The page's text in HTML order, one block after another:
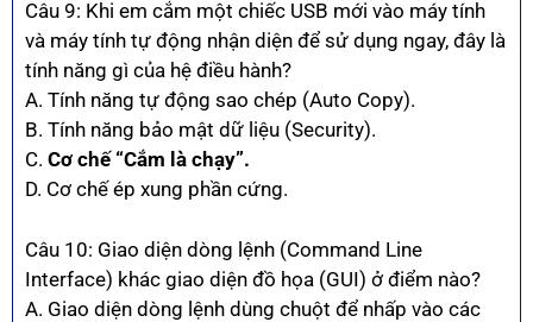
Câu 9: Khi em cắm một chiếc USB mới vào máy tính
và máy tính tự động nhận diện để sử dụng ngay, đây là
tính năng gì của hệ điều hành?
A. Tính năng tự động sao chép (Auto Copy).
B. Tính năng bảo mật dữ liệu (Security).
C. Cơ chế “Cắm là chạy”.
D. Cơ chế ép xung phần cứng.
Câu 10: Giao diện dòng lệnh (Command Line
Interface) khác giao diện đồ họa (GUI) ở điểm nào?
A. Giao diện dòng lệnh dùng chuột để nhấp vào các